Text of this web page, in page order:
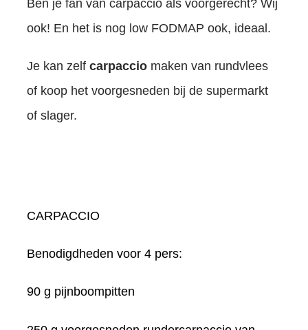
Ben je fan van carpaccio als voorgerecht? Wij
ook! En het is nog low FODMAP ook, ideaal.
Je kan zelfcarpaccio maken van rundvlees
of koop het voorgesneden bij de supermarkt
of slager.
CARPACCIO
Benodigdheden voor 4 pers:
90 g pijnboompitten